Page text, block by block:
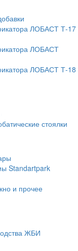
ЛОБАСТ Т-17
ЛОБАСТ
ЛОБАСТ Т-18
стоялки
Standartpark
и прочее
ЖБИ